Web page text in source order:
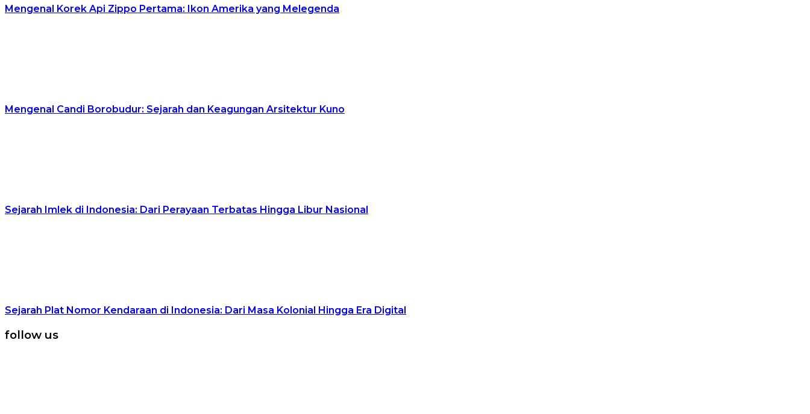
Mengenal Korek Api Zippo Pertama: Ikon Amerika yang Melegenda
Mengenal Candi Borobudur: Sejarah dan Keagungan Arsitektur Kuno
Sejarah Imlek di Indonesia: Dari Perayaan Terbatas Hingga Libur Nasional
Sejarah Plat Nomor Kendaraan di Indonesia: Dari Masa Kolonial Hingga Era Digital
follow us